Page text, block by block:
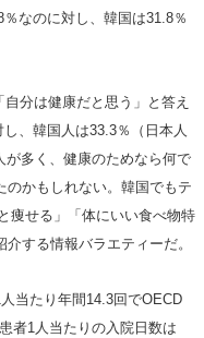
なのに対し、韓国は31.8％
分は健康だと思う」と答え
、韓国人は33.3％（日本人
が多く、健康のためなら何で
のかもしれない。韓国でもテ
痩せる」「体にいい食べ物特
する情報バラエティーだ。
当たり年間14.3回でOECD
者1人当たりの入院日数は